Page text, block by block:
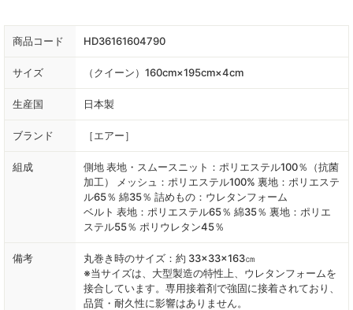
商品コード HD36161604790
サイズ （クイーン）160cm×195cm×4cm
生産国 日本製
ブランド ［エアー］
組成
側地 表地・スムースニット：ポリエステル100％（抗菌
加工） メッシュ：ポリエステル100% 裏地：ポリエステ
ル65％ 綿35％ 詰めもの：ウレタンフォーム
ベルト 表地：ポリエステル65％ 綿35％ 裏地：ポリエ
ステル55％ ポリウレタン45％
備考
丸巻き時のサイズ：約 33×33×163㎝
※当サイズは、大型製造の特性上、ウレタンフォームを
接合しています。専用接着剤で強固に接着されており、
品質・耐久性に影響はありません。